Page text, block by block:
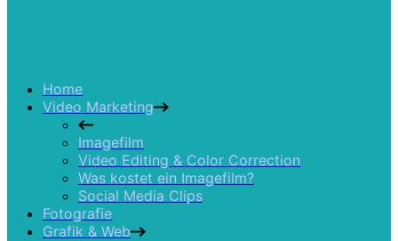
Home
Video Marketing
Imagefilm
Video Editing & Color Correction
Was kostet ein Imagefilm?
Social Media Clips
Fotografie
Grafik & Web